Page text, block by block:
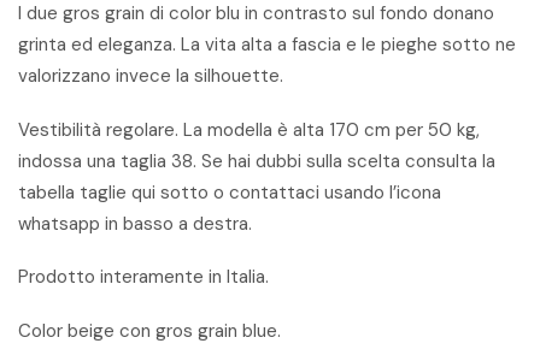
I due gros grain di color blu in contrasto sul fondo donano
grinta ed eleganza. La vita alta a fascia e le pieghe sotto ne
valorizzano invece la silhouette.
Vestibilità regolare. La modella è alta 170 cm per 50 kg,
indossa una taglia 38. Se hai dubbi sulla scelta consulta la
tabella taglie qui sotto o contattaci usando l’icona
whatsapp in basso a destra.
Prodotto interamente in Italia.
Color beige con gros grain blue.